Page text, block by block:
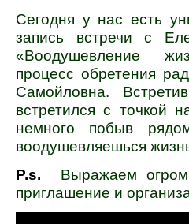
Сегодня у нас есть
запись встречи с
«Воодушевление
процесс обретения
Самойловна.
встретился с точкой
немного побыв
воодушевляешься
P.s.
Выражаем
приглашение и